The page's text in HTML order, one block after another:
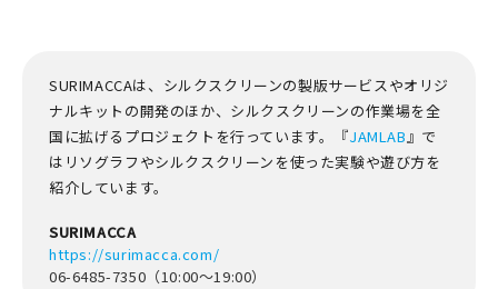
SURIMACCAは、シルクスクリーンの製版サービスやオリジ
ナルキットの開発のほか、シルクスクリーンの作業場を全
国に拡げるプロジェクトを行っています。『JAMLAB 』で
はリソグラフやシルクスクリーンを使った実験や遊び方を
紹介しています。
SURIMACCA
https://surimacca.com/
06-6485-7350（10:00～19:00）